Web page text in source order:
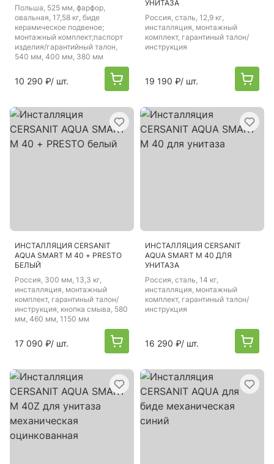
Польша, 525 мм, фарфор,
овальная, 17,58 кг, биде
керамическое подвеное;
монтажный комплект;паспорт
изделия/гарантийный талон,
540 мм, 400 мм, 380 мм
10 290 ₽/ шт.
УНИТАЗА
Россия, сталь, 12,9 кг,
инсталляция, монтажный
комплект, гарантиный талон/
инструкция
19 190 ₽/ шт.
ИНСТАЛЛЯЦИЯ CERSANIT
AQUA SMART M 40 + PRESTO
БЕЛЫЙ
Россия, 300 мм, 13,3 кг,
инсталляция, монтажный
комплект, гарантиный талон/
инструкция, кнопка смыва, 580
мм, 460 мм, 1150 мм
17 090 ₽/ шт.
ИНСТАЛЛЯЦИЯ CERSANIT
AQUA SMART M 40 ДЛЯ
УНИТАЗА
Россия, сталь, 14 кг,
инсталляция, монтажный
комплект, гарантиный талон/
инструкция
16 290 ₽/ шт.